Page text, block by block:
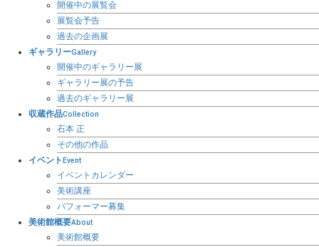
開催中の展覧会
展覧会予告
過去の企画展
ギャラリーGallery
開催中のギャラリー展
ギャラリー展の予告
過去のギャラリー展
収蔵作品Collection
石本 正
その他の作品
イベント Event
イベントカレンダー
美術講座
パフォーマー募集
美術館概要About
美術館概要